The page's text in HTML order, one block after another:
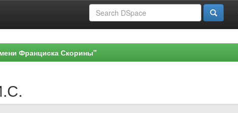
Франциска Скорины"